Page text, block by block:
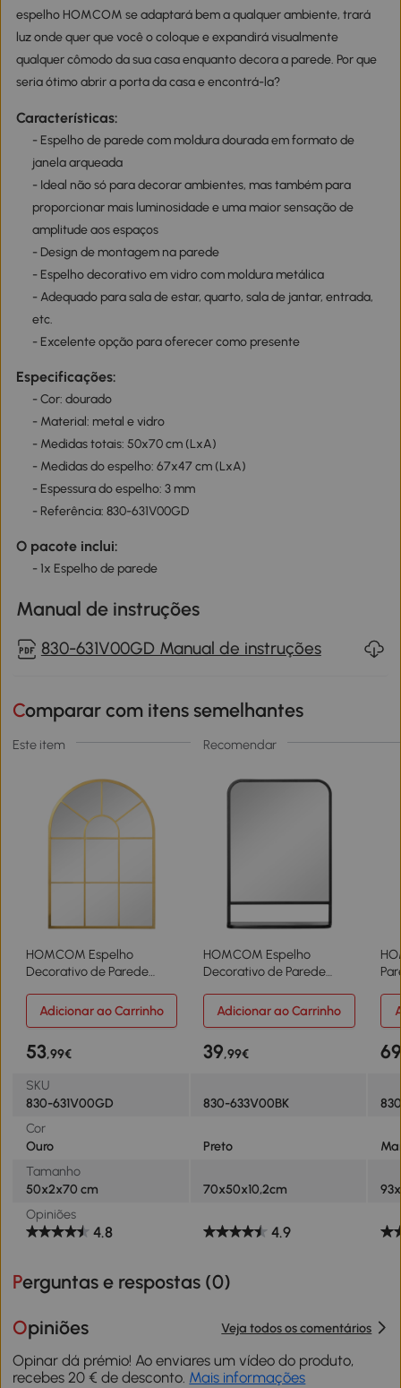
espelho HOMCOM se adaptará bem a qualquer ambiente, trará
luz onde quer que você o coloque e expandirá visualmente
qualquer cômodo da sua casa enquanto decora a parede. Por que
seria ótimo abrir a porta da casa e encontrá-la?
Características:
- Espelho de parede com moldura dourada em formato de
janela arqueada
- Ideal não só para decorar ambientes, mas também para
proporcionar mais luminosidade e uma maior sensação de
amplitude aos espaços
- Design de montagem na parede
- Espelho decorativo em vidro com moldura metálica
- Adequado para sala de estar, quarto, sala de jantar, entrada,
etc.
- Excelente opção para oferecer como presente
Especificações:
- Cor: dourado
- Material: metal e vidro
- Medidas totais: 50x70 cm (LxA)
- Medidas do espelho: 67x47 cm (LxA)
- Espessura do espelho: 3 mm
- Referência: 830-631V00GD
O pacote inclui:
- 1x Espelho de parede
Manual de instruções
830-631V00GD Manual de instruções
Comparar com itens semelhantes
Este item Recomendar
HOMCOM Espelho
Decorativo de Parede
Metal para Sala de Jantar
Dormitório Entrada Estilo
HOMCOM Espelho
Decorativo de Parede
Retangular de Metal com
Prateleira de
Moderno Preto
Adicionar ao Carrinho Adicionar ao Carrinho
53,99€ 39,99€
SKU
830-631V00GD
830-633V00BK
Cor
Ouro
Preto
Tamanho
50x2x70 cm
70x50x10,2cm
Opiniões
4.8 4.9
Perguntas e respostas (0)
Opiniões Veja todos os comentários
Opinar dá prémio! Ao enviares um vídeo do produto,
recebes 20 € de desconto. Mais informações